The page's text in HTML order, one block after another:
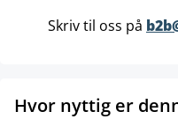
Skriv til oss på
Hvor nyttig er